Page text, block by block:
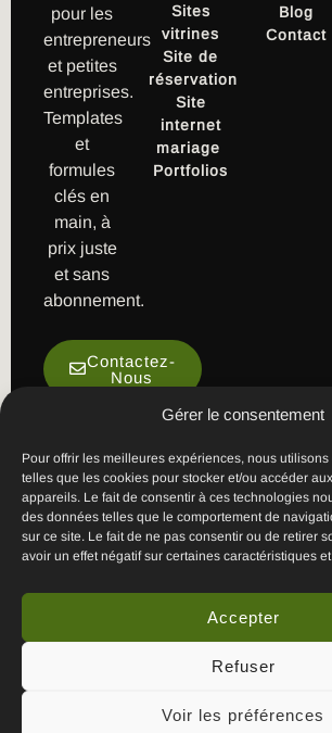
Gérer le consentement
Pour offrir les meilleures expériences, nous
telles que les cookies pour stocker et/ou accéder
appareils. Le fait de consentir à ces technologies
des données telles que le comportement de
sur ce site. Le fait de ne pas consentir ou de retirer
avoir un effet négatif sur certaines caractéristiques
Accepter
Refuser
Voir les préférences
pour les
entrepreneurs
et petites
entreprises.
Templates
et
formules
clés en
main, à
prix juste
et sans
abonnement.
Contactez-
Nous
Sites
vitrines
Site de
réservation
Site
internet
mariage
Portfolios
Blog
Contact
2026 © RM Webstudios – Tous droits réservés